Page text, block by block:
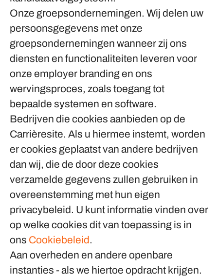
Onze groepsondernemingen. Wij delen uw
persoonsgegevens met onze
groepsondernemingen wanneer zij ons
diensten en functionaliteiten leveren voor
onze employer branding en ons
wervingsproces, zoals toegang tot
bepaalde systemen en software.
Bedrijven die cookies aanbieden op de
Carrièresite. Als u hiermee instemt, worden
er cookies geplaatst van andere bedrijven
dan wij, die de door deze cookies
verzamelde gegevens zullen gebruiken in
overeenstemming met hun eigen
privacybeleid. U kunt informatie vinden over
op welke cookies dit van toepassing is in
ons Cookiebeleid.
Aan overheden en andere openbare
instanties - als we hiertoe opdracht krijgen.